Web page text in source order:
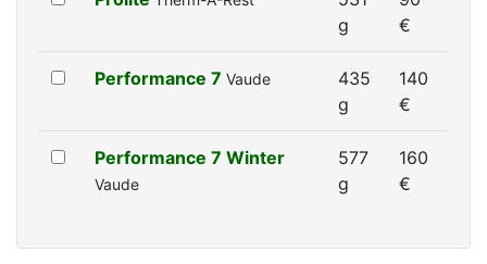
g
€
Performance 7 Vaude
435
g
140
€
Performance 7 Winter
Vaude
577
g
160
€